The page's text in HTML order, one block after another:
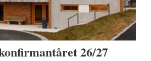
26/27